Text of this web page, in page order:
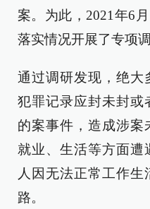
案。为此，2021年6
落实情况开展了专项调
通过调研发现，绝大
犯罪记录应封未封或
的案事件，造成涉案
就业、生活等方面遭
人因无法正常工作
路。